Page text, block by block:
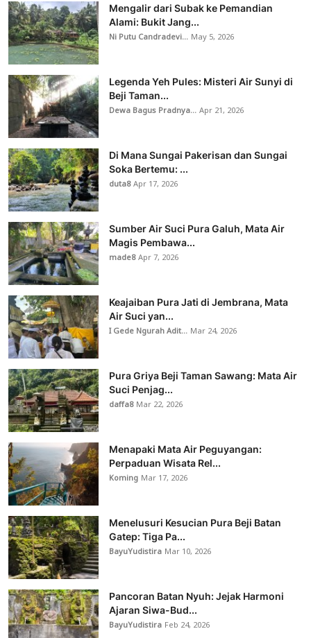
Mengalir dari Subak ke Pemandian
Alami: Bukit Jang...
Ni Putu Candradevi... May 5, 2026
Legenda Yeh Pules: Misteri Air Sunyi di
Beji Taman...
Dewa Bagus Pradnya...Apr 21, 2026
Di Mana Sungai Pakerisan dan Sungai
Soka Bertemu: ...
duta8Apr 17, 2026
Sumber Air Suci Pura Galuh, Mata Air
Magis Pembawa...
made8Apr 7, 2026
Keajaiban Pura Jati di Jembrana, Mata
Air Suci yan...
I Gede Ngurah Adit... Mar 24, 2026
Pura Griya Beji Taman Sawang: Mata Air
Suci Penjag...
daffa8 Mar 22, 2026
Menapaki Mata Air Peguyangan:
Perpaduan Wisata Rel...
Koming Mar 17, 2026
Menelusuri Kesucian Pura Beji Batan
Gatep: Tiga Pa...
BayuYudistira Mar 10, 2026
Pancoran Batan Nyuh: Jejak Harmoni
Ajaran Siwa-Bud...
BayuYudistira Feb 24, 2026